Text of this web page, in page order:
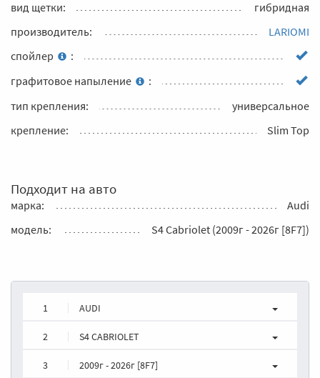
вид щетки:
гибридная
производитель:
LARIOMI
спойлер
:
графитовое напыление
:
тип крепления:
универсальное
крепление:
Slim Top
Подходит на авто
марка:
Audi
модель:
S4 Cabriolet (2009г - 2026г [8F7])
1 AUDI
2 S4 CABRIOLET
3 2009г - 2026г [8F7]